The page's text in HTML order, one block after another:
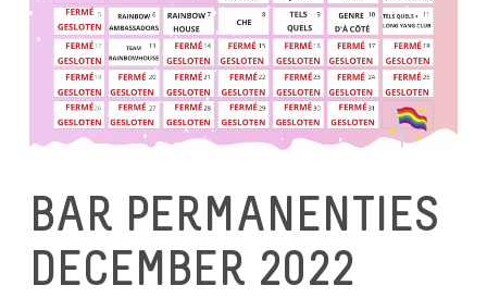
BAR PERMANENTIES
DECEMBER 2022